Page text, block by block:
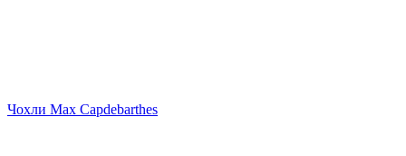
Чохли Max Capdebarthes